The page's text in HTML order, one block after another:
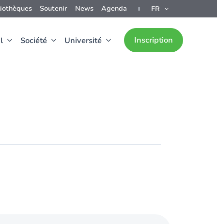
Soutenir News Agenda FR
Société Université Inscription